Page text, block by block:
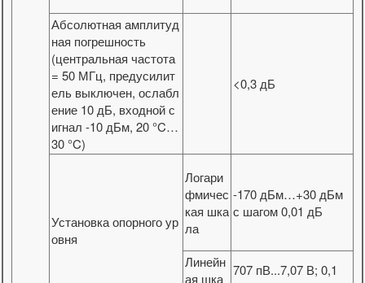
Абсолютная амплитуд
ная погрешность
(центральная частота
= 50 МГц, предусилит
ель выключен, ослабл
ение 10 дБ, входной с
игнал -10 дБм, 20 °C…
30 °C)
<0,3 дБ
Установка опорного ур
овня
Логари
фмичес
кая шка
ла
-170 дБм…+30 дБм
с шагом 0,01 дБ
Линейн
ая шка
707 пВ...7,07 В; 0,1